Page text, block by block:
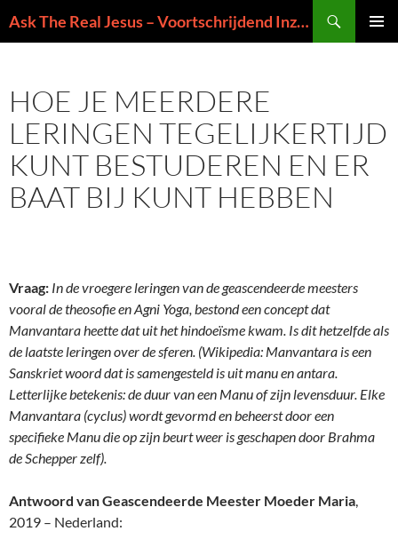
naar
Ask The Real Jesus – Voortschrijdend Inzicht in de Zin van het Leven
HOE JE MEERDERE
LERINGEN TEGELIJKERTIJD
KUNT BESTUDEREN EN ER
BAAT BIJ KUNT HEBBEN
Vraag: In de vroegere leringen van de geascendeerde meesters
vooral de theosofie en Agni Yoga, bestond een concept dat
Manvantara heette dat uit het hindoeïsme kwam. Is dit hetzelfde als
de laatste leringen over de sferen. (Wikipedia: Manvantara is een
Sanskriet woord dat is samengesteld is uit manu en antara.
Letterlijke betekenis: de duur van een Manu of zijn levensduur. Elke
Manvantara (cyclus) wordt gevormd en beheerst door een
specifieke Manu die op zijn beurt weer is geschapen door Brahma
de Schepper zelf).
Antwoord van Geascendeerde Meester Moeder Maria,
2019 – Nederland: